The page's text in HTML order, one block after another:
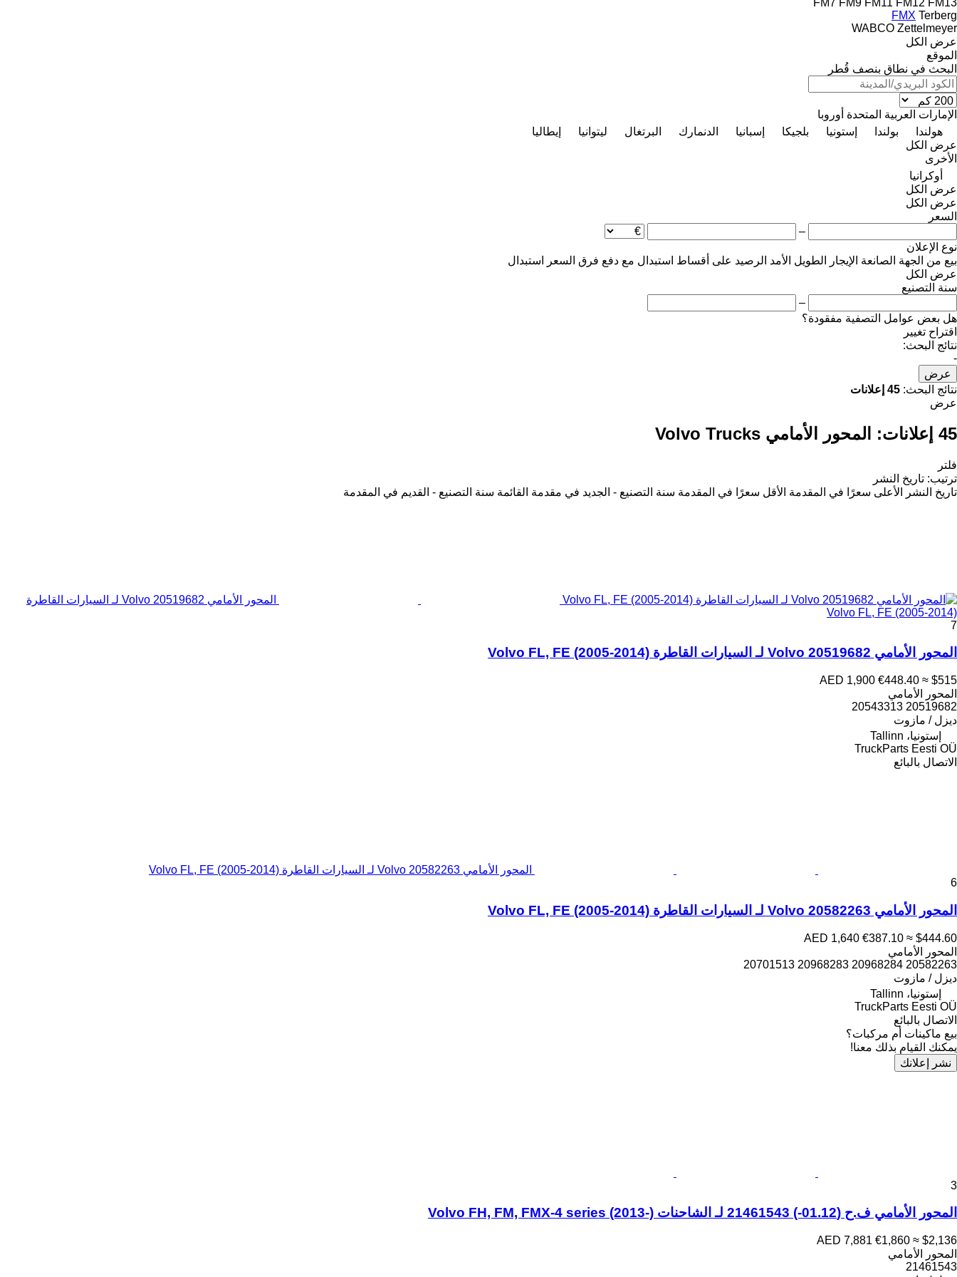
FMX Terberg
WABCO Zettelmeyer
عرض الكل
الموقع
البحث في نطاق بنصف قُطر
الإمارات العربية المتحدة أوروبا
هولندا
بولندا إستونيا بلجيكا إسبانيا الدنمارك البرتغال ليتوانيا
إيطاليا
عرض الكل
الأخرى
أوكرانيا
عرض الكل
عرض الكل
السعر
–
نوع الإعلان
بيع من الجهة الصانعة الإيجار الطويل الأمد الرصيد على أقساط استبدال مع دفع فرق السعر
استبدال
عرض الكل
سنة التصنيع
–
هل بعض عوامل التصفية مفقودة؟
اقتراح تغيير
نتائج البحث:
-
عرض
نتائج البحث: 45 إعلانات
عرض
45 إعلانات: المحور الأمامي Volvo Trucks
فلتر
ترتيب: تاريخ النشر
تاريخ النشر
الأعلى سعرًا في المقدمة الأقل سعرًا في المقدمة سنة التصنيع - الجديد في مقدمة القائمة سنة التصنيع - القديم في المقدمة
المحور الأمامي Volvo 20519682 لـ السيارات القاطرة
Volvo FL, FE (2005-2014)
7
المحور الأمامي Volvo 20519682 لـ السيارات القاطرة Volvo FL, FE (2005-2014)
AED 1,900 €448.40 ≈ $515
المحور الأمامي
20519682 20543313
ديزل / مازوت
إستونيا، Tallinn
TruckParts Eesti OÜ
الاتصال بالبائع
المحور الأمامي Volvo 20582263 لـ السيارات القاطرة Volvo FL, FE (2005-2014)
6
المحور الأمامي Volvo 20582263 لـ السيارات القاطرة Volvo FL, FE (2005-2014)
AED 1,640 €387.10 ≈ $444.60
المحور الأمامي
20582263 20968284 20968283 20701513
ديزل / مازوت
إستونيا، Tallinn
TruckParts Eesti OÜ
الاتصال بالبائع
بيع ماكينات أم مركبات؟
يمكنك القيام بذلك معنا!
نشر إعلانك
3
المحور الأمامي ف.ح (01.12-) 21461543 لـ الشاحنات Volvo FH, FM, FMX-4 series (2013-)
AED 7,881 €1,860 ≈ $2,136
المحور الأمامي
21461543